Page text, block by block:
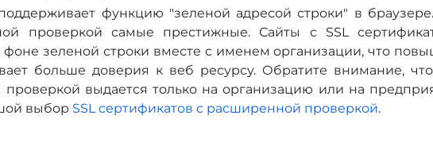
функцию "зеленой адресой строки" в
проверкой самые престижные. Сайты с SSL
зеленой строки вместе с именем организации, что
больше доверия к веб ресурсу. Обратите внимание,
выдается только на организацию или на
выбор SSL сертификатов с расширенной проверкой.